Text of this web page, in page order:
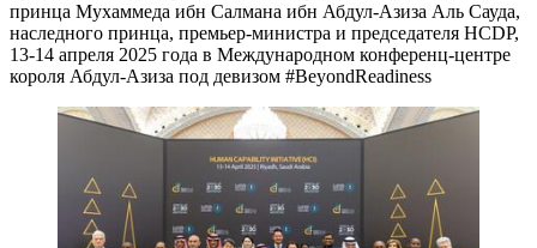
принца Мухаммеда ибн Салмана ибн Абдул-Азиза Аль Сауда,
наследного принца, премьер-министра и председателя HCDP,
13-14 апреля 2025 года в Международном конференц-центре
короля Абдул-Азиза под девизом #BeyondReadiness